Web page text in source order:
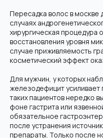
Пересадка волос в москве
случаях
хирургическая процедура
восстановления уровня
случае приживляемость
косметический эффект
Для мужчин, у которых
железодефицит
таких пациентов нередко
фоне гастрита или
обязательное
после устранения
препараты. Только после
Современная клиника пересадки волос в
только передовые методики и технологии.
Мед. лицензия: Л041-01137-77/04334910 от
ООО "Косметологический центр
антивозрастной медицины"